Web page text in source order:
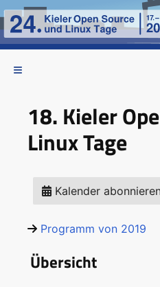
18. Kieler
Linux Tage
Kalender
Programm von 2019
Übersicht